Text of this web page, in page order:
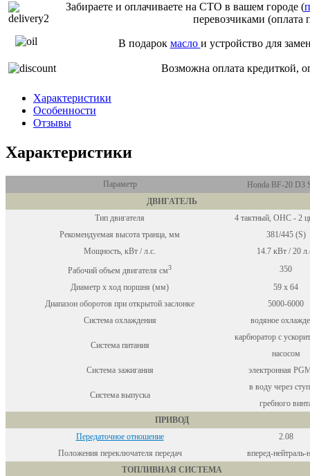
Забираете и оплачиваете на СТО в вашем городе (
перевозчиками (оплата
В подарок масло и устройство для
Возможна оплата кредиткой,
Характеристики
Особенности
Отзывы
Характеристики
Параметр
Honda BF-20 D3
ДВИГАТЕЛЬ
Тип двигателя
4 тактный, OHC - 2
Рекомендуемая высота транца, мм
381/445 (S)
Мощность, кВт / л.с.
14.7 кВт / 20
Рабочий объем двигателя см3
350
Диаметр x ход поршня (мм)
59 х 64
Диапазон оборотов при открытой заслонке
5000-6000
Система охлаждения
водяное
Система питания
карбюратор с
насосом
Система зажигания
электронная
Система выпуска
в воду через
гребного
ПРИВОД
Передаточное отношение
2.08
Положения переключателя передач
вперед-нейтраль-
ТОПЛИВНАЯ СИСТЕМА